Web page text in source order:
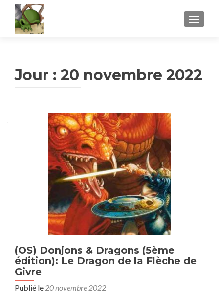
Jour : 20 novembre 2022
(OS) Donjons & Dragons (5ème
édition): Le Dragon de la Flèche de
Givre
Publié le 20 novembre 2022